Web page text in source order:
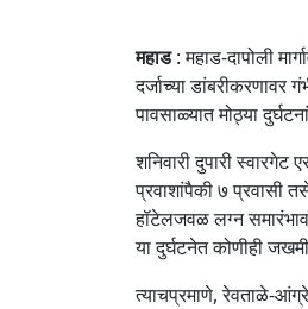
महाड: महाड-दापोली
दर्जाच्या डांबरीकरणावर
पावसाळ्यात मोठ्या
शनिवारी दुपारी
प्रवाशांपैकी ७ प्रवासी
हॉटेलजवळ लग्न
या दुर्घटनेत कोणीही
त्याचप्रमाणे, रेवताळे-